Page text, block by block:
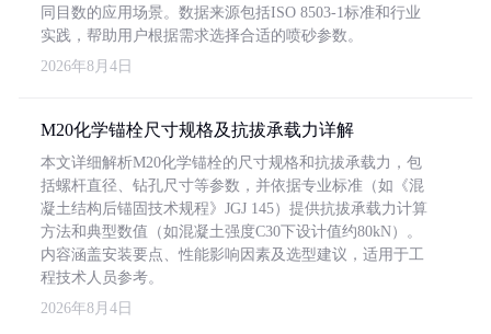
同目数的应用场景。数据来源包括ISO 8503-1标准和行业
实践，帮助用户根据需求选择合适的喷砂参数。
2026年8月4日
M20化学锚栓尺寸规格及抗拔承载力详解
本文详细解析M20化学锚栓的尺寸规格和抗拔承载力，包
括螺杆直径、钻孔尺寸等参数，并依据专业标准（如《混
凝土结构后锚固技术规程》JGJ 145）提供抗拔承载力计算
方法和典型数值（如混凝土强度C30下设计值约80kN）。
内容涵盖安装要点、性能影响因素及选型建议，适用于工
程技术人员参考。
2026年8月4日